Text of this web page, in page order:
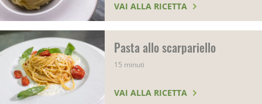
VAI ALLA RICETTA
Pasta allo scarpariello
15 minuti
VAI ALLA RICETTA